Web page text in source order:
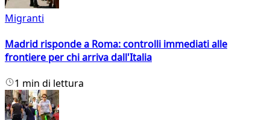
Migranti
Madrid risponde a Roma: controlli immediati alle
frontiere per chi arriva dall'Italia
1 min di lettura